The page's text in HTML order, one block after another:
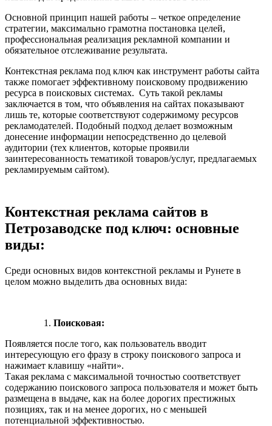
Основной принцип нашей работы – четкое определение
стратегии, максимально грамотна постановка целей,
профессиональная реализация рекламной компании и
обязательное отслеживание результата.
Контекстная реклама под ключ как инструмент работы сайта
также помогает эффективному поисковому продвижению
ресурса в поисковых системах. Суть такой рекламы
заключается в том, что объявления на сайтах показывают
лишь те, которые соответствуют содержимому ресурсов
рекламодателей. Подобный подход делает возможным
донесение информации непосредственно до целевой
аудитории (тех клиентов, которые проявили
заинтересованность тематикой товаров/услуг, предлагаемых
рекламируемым сайтом).
Контекстная реклама сайтов в
Петрозаводске под ключ: основные
виды:
Среди основных видов контекстной рекламы и Рунете в
целом можно выделить два основных вида:
Поисковая:
Появляется после того, как пользователь вводит
интересующую его фразу в строку поискового запроса и
нажимает клавишу «найти».
Такая реклама с максимальной точностью соответствует
содержанию поискового запроса пользователя и может быть
размещена в выдаче, как на более дорогих престижных
позициях, так и на менее дорогих, но с меньшей
потенциальной эффективностью.